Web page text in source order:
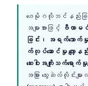
ဟေမိုဂလိုဘင်နည်းခ
အများအားဖြင့်
ဗီတာမင်
ခြင်း၊ အရက်သောက်
က်လုပ်ဆောင်မှု လျော့
ဆေးဝါးအကျိုးသက်ရောက်မှုမ
အခြား သွေးဆဲလ်လိုင်းမ
Türkçe
Română
简体中文
فارسی
Български